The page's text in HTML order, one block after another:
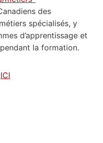
des
spécialisés, y
d’apprentissage et
la formation.
ICI